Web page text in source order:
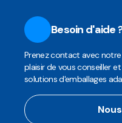
Besoin d'aide
Prenez contact avec
plaisir de vous conseiller
solutions d'emballages